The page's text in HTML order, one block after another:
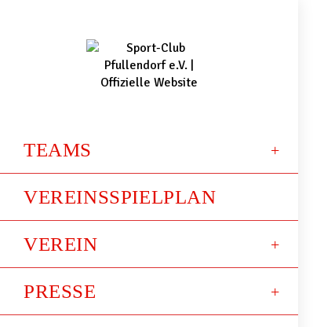
TEAMS
VEREINSSPIELPLAN
VEREIN
PRESSE